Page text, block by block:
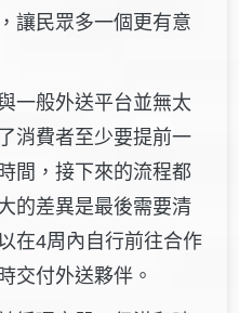
讓民眾多一個更有意
一般外送平台並無太
消費者至少要提前一
間，接下來的流程都
的差異是最後需要清
在4周內自行前往合作
交付外送夥伴。